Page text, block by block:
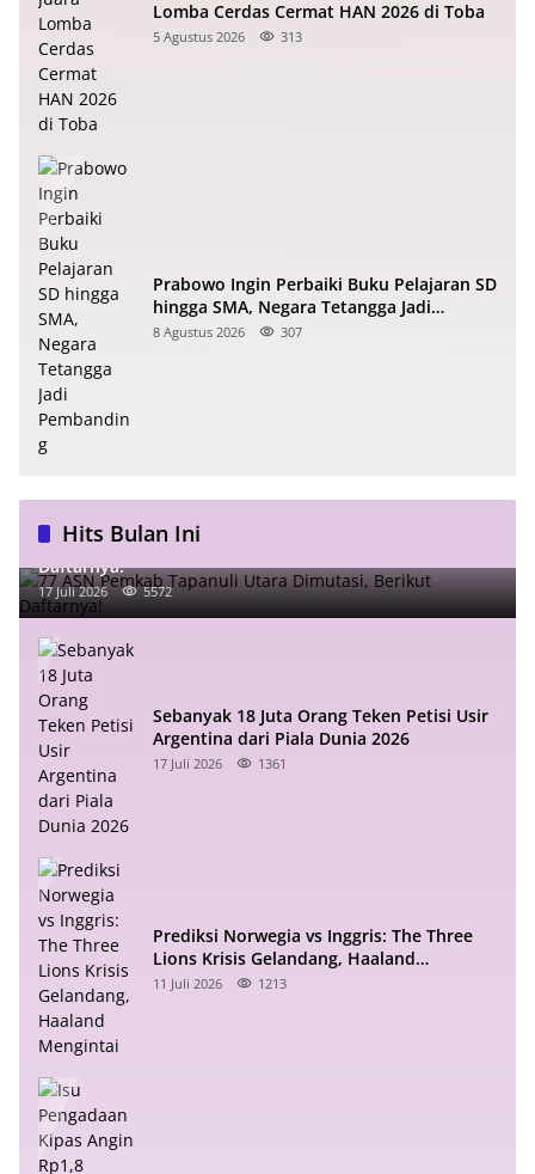
Lomba Cerdas Cermat HAN 2026 di Toba
5 Agustus 2026 313
Prabowo Ingin Perbaiki Buku Pelajaran SD
hingga SMA, Negara Tetangga Jadi
Pembanding
8 Agustus 2026 307
Hits Bulan Ini
77 ASN Pemkab Tapanuli Utara Dimutasi, Berikut
Daftarnya!
17 Juli 2026 5572
Sebanyak 18 Juta Orang Teken Petisi Usir
Argentina dari Piala Dunia 2026
17 Juli 2026 1361
Prediksi Norwegia vs Inggris: The Three
Lions Krisis Gelandang, Haaland
Mengintai
11 Juli 2026 1213